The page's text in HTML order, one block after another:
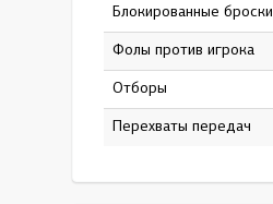
Блокированные броски
Фолы против игрока
Отборы
Перехваты передач